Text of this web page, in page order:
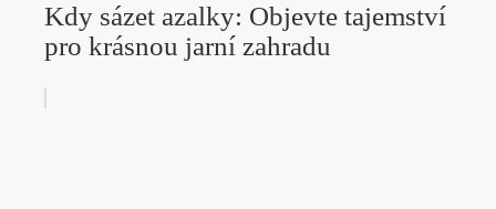
Kdy sázet azalky: Objevte tajemství
pro krásnou jarní zahradu